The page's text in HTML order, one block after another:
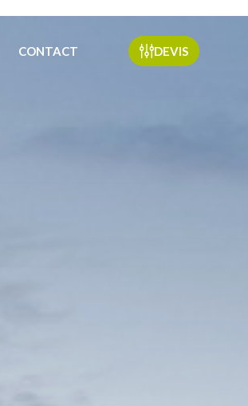
CONTACT DEVIS